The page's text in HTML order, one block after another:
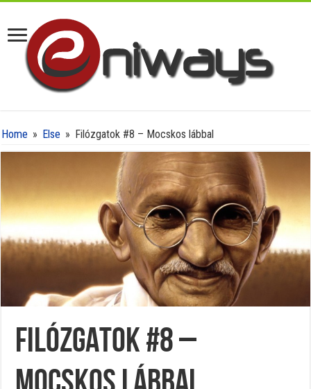
Home » Else » Filózgatok #8 – Mocskos lábbal
Filózgatok #8 –